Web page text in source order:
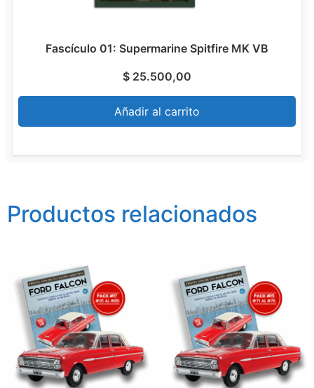
Fascículo 01: Supermarine Spitfire MK VB
$ 25.500,00
Añadir al carrito
Productos relacionados